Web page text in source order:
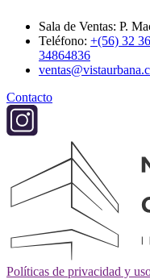
Sala de Ventas: P.
Teléfono: +(56) 32
34864836
Contacto
Políticas de privacidad y